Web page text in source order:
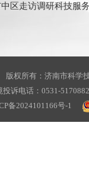
区走访调研科技服
版权所有：济南市科学
诉电话：0531-
备2024101166号-1